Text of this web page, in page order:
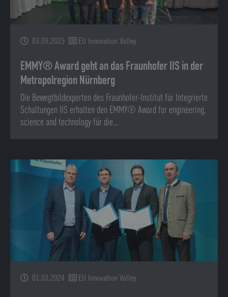
03.09.2025 EU Innovation Valley
EMMY® Award geht an das Fraunhofer IIS in der
Metropolregion Nürnberg
Die Bewegtbildexperten des Fraunhofer-Institut für Integrierte
Schaltungen IIS erhalten den EMMY® Award for engineering,
science and technology für die…
01.03.2024 EU Innovation Valley